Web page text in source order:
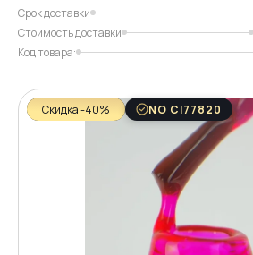
Срок доставки
Стоимость доставки
Код товара:
Скидка -40% NO CI77820